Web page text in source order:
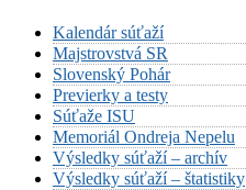
Kalendár súťaží
Majstrovstvá SR
Slovenský Pohár
Previerky a testy
Súťaže ISU
Memoriál Ondreja Nepelu
Výsledky súťaží – archív
Výsledky súťaží – štatistiky